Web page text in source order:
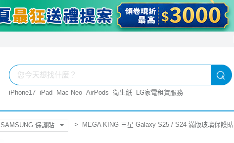
iPhone17 iPad Mac Neo AirPods 衛生紙 LG家電租賃服務
SAMSUNG 保護貼 MEGA KING 三星 Galaxy S25 / S24 滿版玻璃保護貼